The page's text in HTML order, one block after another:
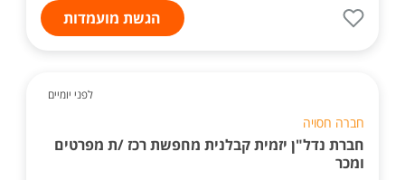
הגשת מועמדות
לפני יומיים
חברה חסויה
חברת נדל"ן יזמית קבלנית מחפשת רכז /ת מפרטים
ומכר